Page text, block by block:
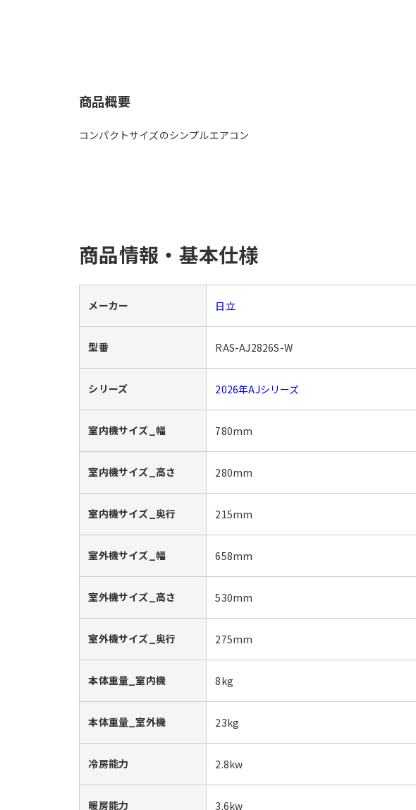
商品概要
コンパクトサイズのシンプルエアコン
商品情報・基本仕様
メーカー 日立
型番 RAS-AJ2826S-W
シリーズ 2026年AJシリーズ
室内機サイズ_幅 780mm
室内機サイズ_高さ 280mm
室内機サイズ_奥行 215mm
室外機サイズ_幅 658mm
室外機サイズ_高さ 530mm
室外機サイズ_奥行 275mm
本体重量_室内機 8kg
本体重量_室外機 23kg
冷房能力 2.8kw
暖房能力 3.6kw